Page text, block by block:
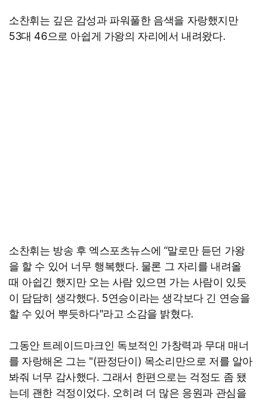
소찬휘는 깊은 감성과 파워풀한 음색을 자랑했지만
53대 46으로 아쉽게 가왕의 자리에서 내려왔다.
소찬휘는 방송 후 엑스포츠뉴스에 “말로만 듣던 가왕
을 할 수 있어 너무 행복했다. 물론 그 자리를 내려올
때 아쉽긴 했지만 오는 사람 있으면 가는 사람이 있듯
이 담담히 생각했다. 5연승이라는 생각보다 긴 연승을
할 수 있어 뿌듯하다"라고 소감을 밝혔다.
그동안 트레이드마크인 독보적인 가창력과 무대 매너
를 자랑해온 그는 "(판정단이) 목소리만으로 저를 알아
봐줘 너무 감사했다. 그래서 한편으로는 걱정도 좀 됐
는데 괜한 걱정이었다. 오히려 더 많은 응원과 관심을